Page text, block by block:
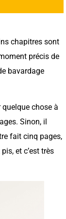
chapitres sont
précis de
bavardage
chose à
Sinon, il
fait cinq pages,
et c’est très